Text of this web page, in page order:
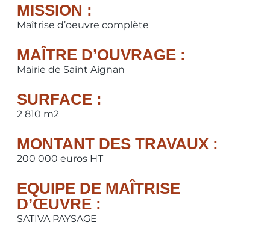
MISSION :
Maîtrise d’oeuvre complète
MAÎTRE D’OUVRAGE :
Mairie de Saint Aignan
SURFACE :
2 810 m2
MONTANT DES TRAVAUX :
200 000 euros HT
EQUIPE DE MAÎTRISE
D’ŒUVRE :
SATIVA PAYSAGE